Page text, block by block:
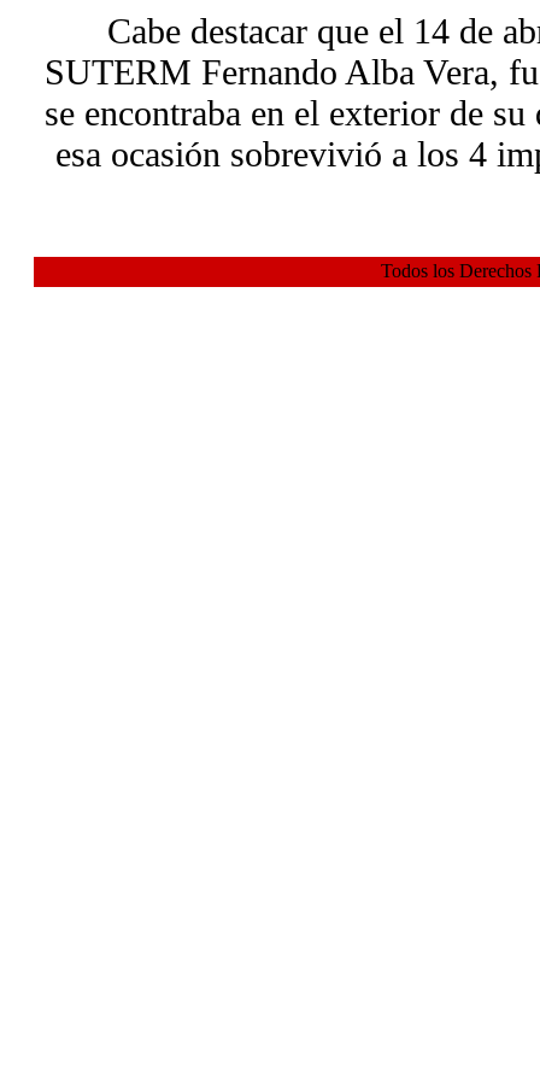
Cabe destacar que el 14 de
SUTERM Fernando Alba Vera,
se encontraba en el exterior de
esa ocasión sobrevivió a los 4
Todos los Derechos